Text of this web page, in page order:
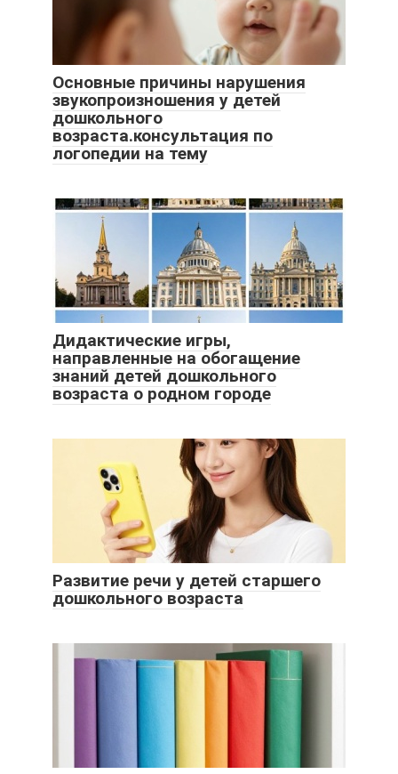
Основные причины нарушения
звукопроизношения у детей
дошкольного
возраста.консультация по
логопедии на тему
Дидактические игры,
направленные на обогащение
знаний детей дошкольного
возраста о родном городе
Развитие речи у детей старшего
дошкольного возраста